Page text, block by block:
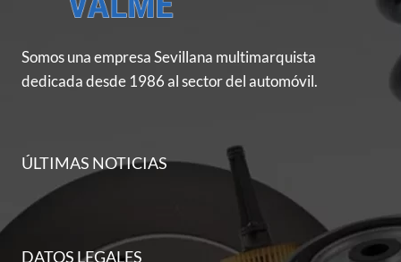
Somos una empresa Sevillana multimarquista
dedicada desde 1986 al sector del automóvil.
ÚLTIMAS NOTICIAS
DATOS LEGALES